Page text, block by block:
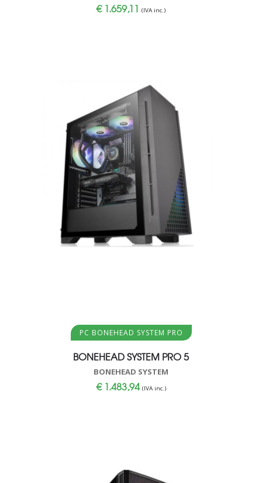
€1.659,11 (IVA inc.)
Aggiungi al carrello
PC BONEHEAD SYSTEM PRO
BONEHEAD SYSTEM PRO 5
BONEHEAD SYSTEM
€1.483,94 (IVA inc.)